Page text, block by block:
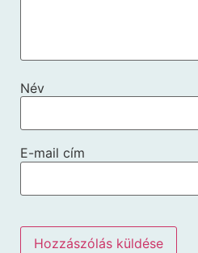
Név
E-mail cím